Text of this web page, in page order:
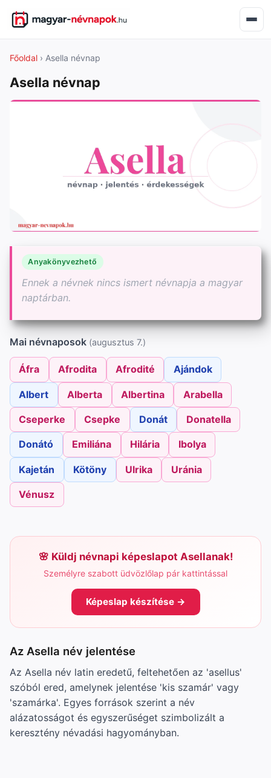
Főoldal › Asella névnap
Asella névnap
Anyakönyvezhető
Ennek a névnek nincs ismert névnapja a magyar
naptárban.
Mai névnaposok (augusztus 7.)
Áfra Afrodita Afrodité Ajándok
Albert Alberta Albertina Arabella
Cseperke Csepke Donát Donatella
Donátó Emiliána Hilária Ibolya
Kajetán Kötöny Ulrika Uránia
Vénusz
Küldj névnapi képeslapot Asellanak!
Személyre szabott üdvözlőlap pár kattintással
Képeslap készítése →
Az Asella név jelentése
Az Asella név latin eredetű, feltehetően az 'asellus'
szóból ered, amelynek jelentése 'kis szamár' vagy
'szamárka'. Egyes források szerint a név
alázatosságot és egyszerűséget szimbolizált a
keresztény névadási hagyományban.